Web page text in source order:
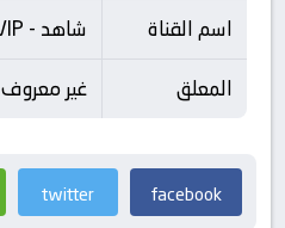
اسم القناة
شاهد - Shahid VIP
المعلق
غير معروف
facebook
twitter